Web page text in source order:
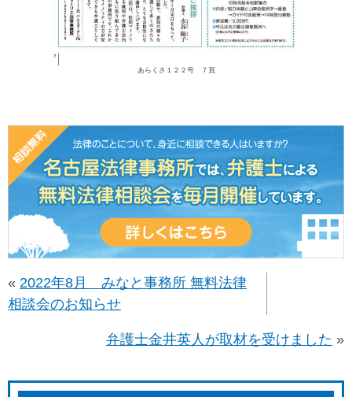
あらくさ１２２号 ７頁
« 2022年8月 みなと事務所 無料法律
相談会のお知らせ
弁護士金井英人が取材を受けました »